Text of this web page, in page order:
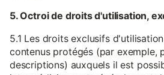
5. Octroi de droits d'utilisation,
5.1 Les droits exclusifs
contenus protégés (par exemple,
descriptions) auxquels il est